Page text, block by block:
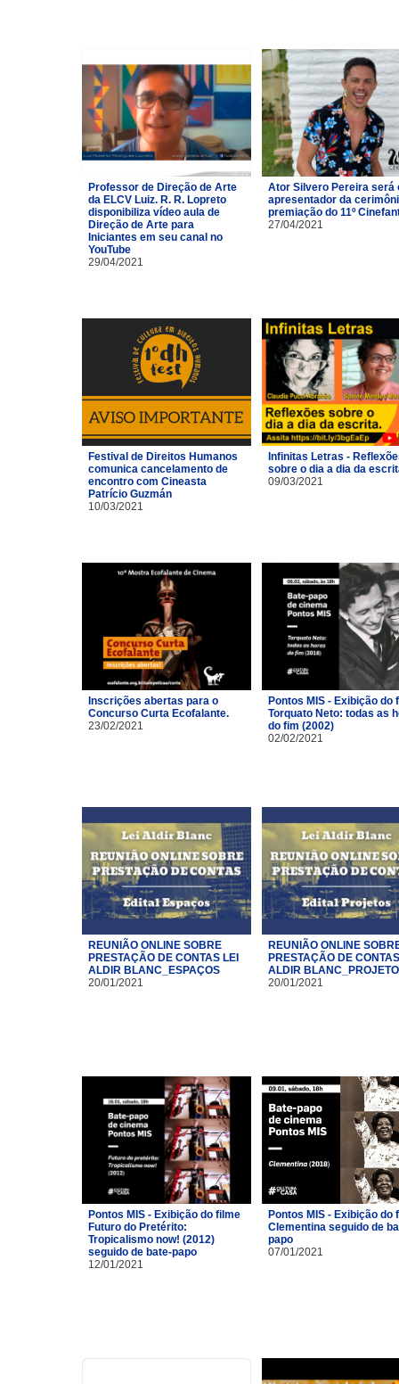
Professor de Direção de Arte
da ELCV Luiz. R. R. Lopreto
disponibiliza vídeo aula de
Direção de Arte para
Iniciantes em seu canal no
YouTube
29/04/2021
Ator Silvero Pereira será
apresentador da
premiação do 11º
27/04/2021
Festival de Direitos Humanos
comunica cancelamento de
encontro com Cineasta
Patrício Guzmán
10/03/2021
Infinitas Letras -
sobre o dia a dia da
09/03/2021
Inscrições abertas para o
Concurso Curta Ecofalante.
23/02/2021
Pontos MIS - Exibição do
Torquato Neto: todas as
do fim (2002)
02/02/2021
REUNIÃO ONLINE SOBRE
PRESTAÇÃO DE CONTAS LEI
ALDIR BLANC_ESPAÇOS
20/01/2021
REUNIÃO ONLINE
PRESTAÇÃO DE
ALDIR
20/01/2021
Pontos MIS - Exibição do filme
Futuro do Pretérito:
Tropicalismo now! (2012)
seguido de bate-papo
12/01/2021
Pontos MIS - Exibição do
Clementina seguido de
papo
07/01/2021